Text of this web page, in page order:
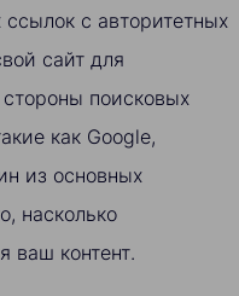
ссылок с авторитетных
сайт для
поисковых
как Google,
из основных
насколько
ваш контент.